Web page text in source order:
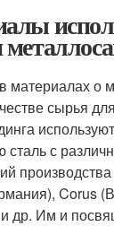
материалах о
сырья
сталь с
Corus
др. Им и